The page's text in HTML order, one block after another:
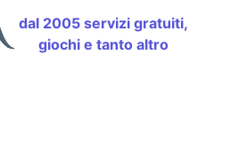
dal 2005 servizi gratuiti,
giochi e tanto altro